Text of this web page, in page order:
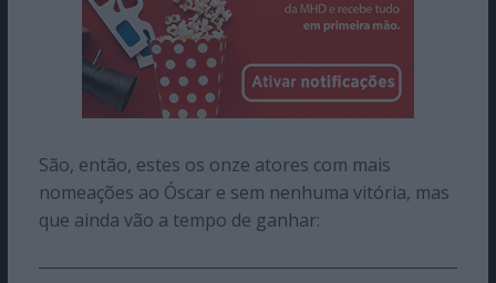
São, então, estes os onze atores com mais
nomeações ao Óscar e sem nenhuma vitória, mas
que ainda vão a tempo de ganhar: